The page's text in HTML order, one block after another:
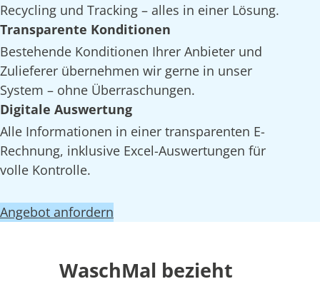
Recycling und Tracking – alles in einer Lösung.
Transparente Konditionen
Bestehende Konditionen Ihrer Anbieter und
Zulieferer übernehmen wir gerne in unser
System – ohne Überraschungen.
Digitale Auswertung
Alle Informationen in einer transparenten E-
Rechnung, inklusive Excel-Auswertungen für
volle Kontrolle.
Angebot anfordern
WaschMal bezieht